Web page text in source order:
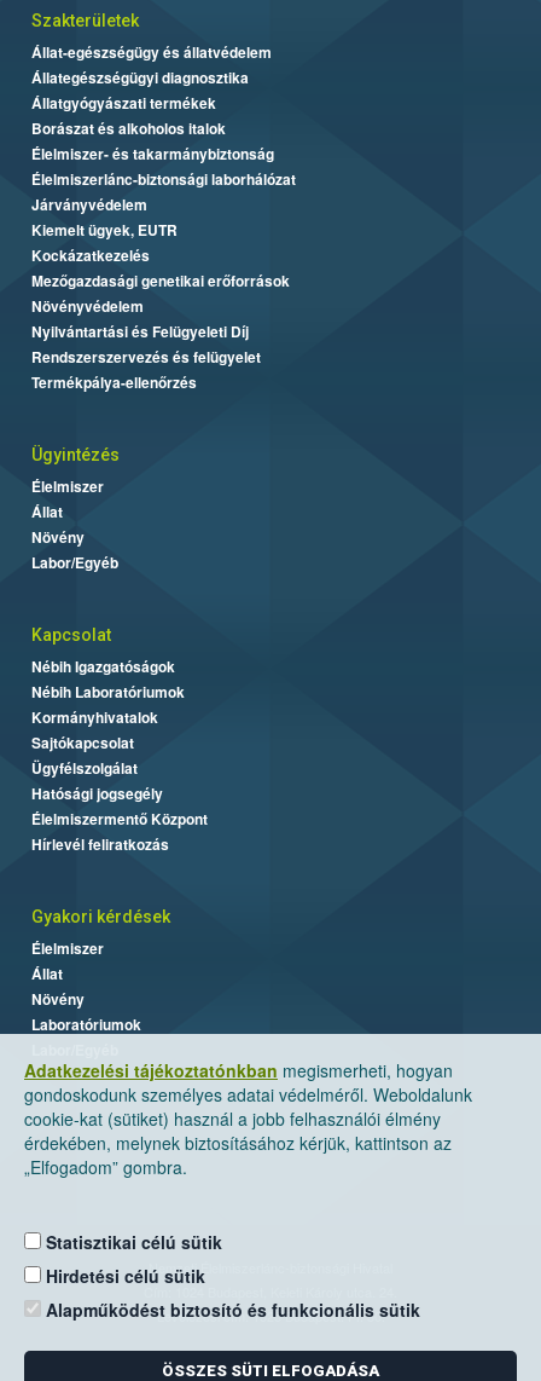
Adatkezelési tájékoztatónkban megismerheti, hogyan
gondoskodunk személyes adatai védelméről. Weboldalunk
cookie-kat (sütiket) használ a jobb felhasználói élmény
érdekében, melynek biztosításához kérjük, kattintson az
„Elfogadom” gombra.
Statisztikai célú sütik
Hirdetési célú sütik
Alapműködést biztosító és funkcionális sütik
ÖSSZES SÜTI ELFOGADÁSA
Szakterületek
Állat-egészségügy és állatvédelem
Állategészségügyi diagnosztika
Állatgyógyászati termékek
Borászat és alkoholos italok
Élelmiszer- és takarmánybiztonság
Élelmiszerlánc-biztonsági laborhálózat
Járványvédelem
Kiemelt ügyek, EUTR
Kockázatkezelés
Mezőgazdasági genetikai erőforrások
Növényvédelem
Nyilvántartási és Felügyeleti Díj
Rendszerszervezés és felügyelet
Termékpálya-ellenőrzés
Ügyintézés
Élelmiszer
Állat
Növény
Labor/Egyéb
Kapcsolat
Nébih Igazgatóságok
Nébih Laboratóriumok
Kormányhivatalok
Sajtókapcsolat
Ügyfélszolgálat
Hatósági jogsegély
Élelmiszermentő Központ
Hírlevél feliratkozás
Gyakori kérdések
Élelmiszer
Állat
Növény
Laboratóriumok
Nemzeti Élelmiszerlánc-biztonsági Hivatal
Levelezési cím: 1525 Budapest. Pf. 30.